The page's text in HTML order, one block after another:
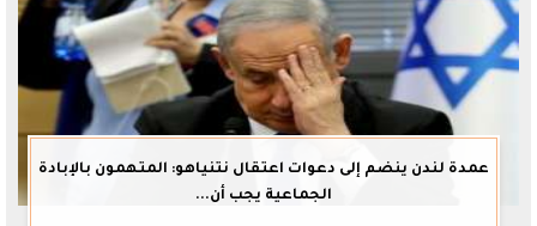
عمدة لندن ينضم إلى دعوات اعتقال نتنياهو: المتهمون بالإبادة
الجماعية يجب أن...